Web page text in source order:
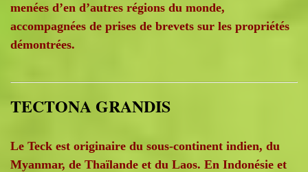
menées d’en d’autres régions du monde,
accompagnées de prises de brevets sur les propriétés
démontrées.
TECTONA GRANDIS
Le Teck est originaire du sous-continent indien, du
Myanmar, de Thaïlande et du Laos. En Indonésie et